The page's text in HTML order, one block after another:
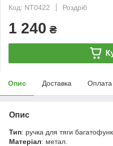
Код: NT0422
Роздріб
1 240 ₴
Опис Доставка Оплата
Опис
Тип: ручка для тяги
Матеріал: метал.